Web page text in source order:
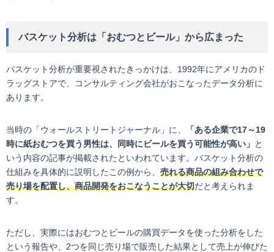
バスケット分析は「おむつとビール」から広まった
バスケット分析が重要視されたきっかけは、1992年にアメリカのド
ラッグストアで、コンサルティング会社がおこなったデータ分析に
あります。
当時の「ウォールストリートジャーナル」に、
「ある企業で17～19
時に紙おむつを買う男性は、同時にビールを買う可能性が高い」 と
いう内容の記事が掲載されたといわれています。バスケット分析の
仕組みを具体的に説明したこの例から、 売れる商品の組み合わせで
売り場を配置し、商品開発をおこなうことが大切だと考えられま
す。
ただし、実際にはおむつとビールの購買データを使った分析をした
という報告や、2つを同じ売り場で販売した結果として売上が伸びた